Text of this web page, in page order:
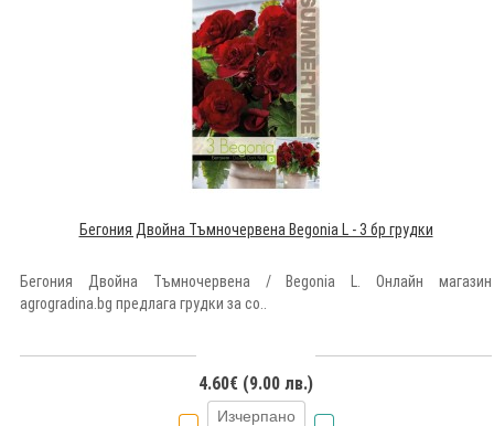
Бегония Двойна Тъмночервена Begonia L - 3 бр грудки
Бегония Двойна Тъмночервена / Begonia L. Онлайн магазин
agrogradina.bg предлага грудки за со..
4.60€ (9.00 лв.)
Изчерпано